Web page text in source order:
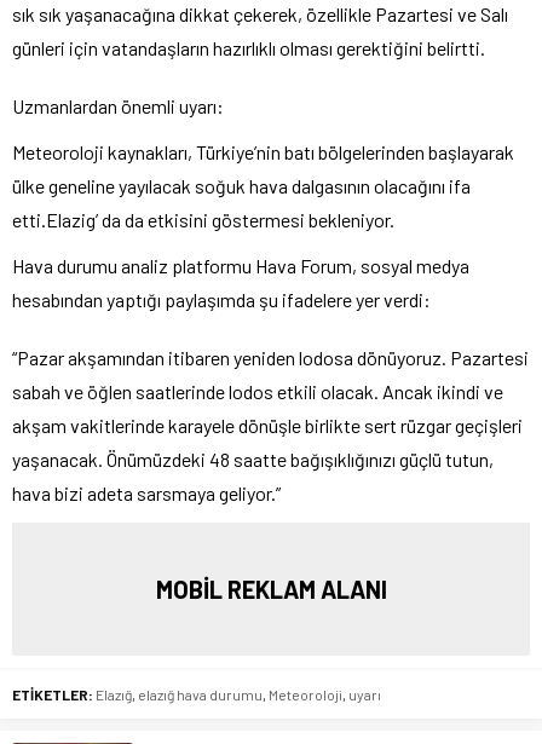
sık sık yaşanacağına dikkat çekerek, özellikle Pazartesi ve Salı
günleri için vatandaşların hazırlıklı olması gerektiğini belirtti.
Uzmanlardan önemli uyarı:
Meteoroloji kaynakları, Türkiye’nin batı bölgelerinden başlayarak
ülke geneline yayılacak soğuk hava dalgasının olacağını ifa
etti.Elazig’ da da etkisini göstermesi bekleniyor.
Hava durumu analiz platformu Hava Forum, sosyal medya
hesabından yaptığı paylaşımda şu ifadelere yer verdi:
“Pazar akşamından itibaren yeniden lodosa dönüyoruz. Pazartesi
sabah ve öğlen saatlerinde lodos etkili olacak. Ancak ikindi ve
akşam vakitlerinde karayele dönüşle birlikte sert rüzgar geçişleri
yaşanacak. Önümüzdeki 48 saatte bağışıklığınızı güçlü tutun,
hava bizi adeta sarsmaya geliyor.”
MOBİL REKLAM ALANI
ETİKETLER: Elazığ, elazığ hava durumu, Meteoroloji, uyarı